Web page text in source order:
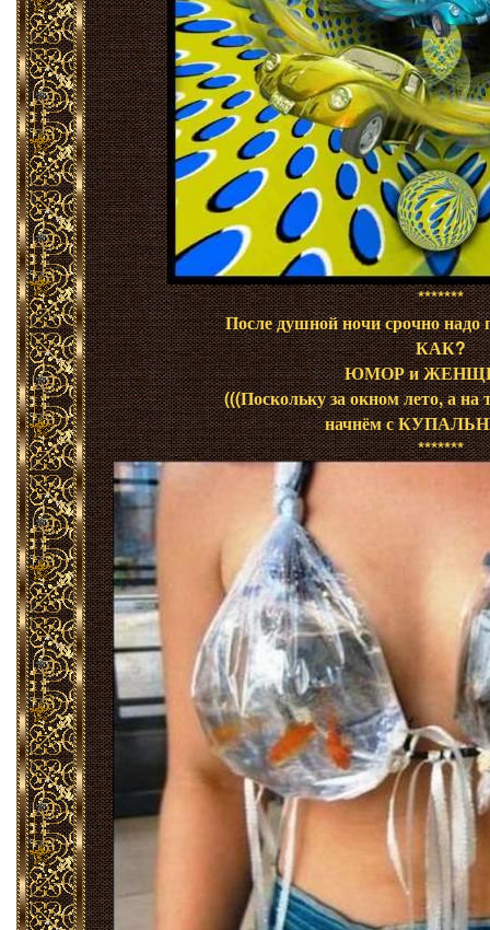
*******
После душной ночи срочно надо
КАК?
ЮМОР и
(((Поскольку за окном лето, а на
начнём с
*******